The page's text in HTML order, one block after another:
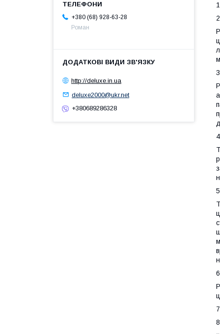
+380 (68) 928-63-28
Роман
http://deluxe.in.ua
deluxe2000@ukr.net
+380689286328